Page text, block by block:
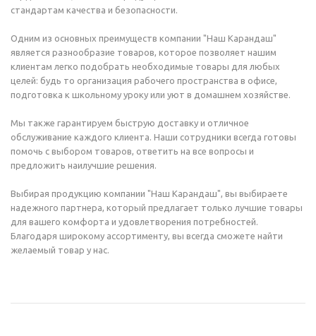
стандартам качества и безопасности.
Одним из основных преимуществ компании "Наш Карандаш"
является разнообразие товаров, которое позволяет нашим
клиентам легко подобрать необходимые товары для любых
целей: будь то организация рабочего пространства в офисе,
подготовка к школьному уроку или уют в домашнем хозяйстве.
Мы также гарантируем быструю доставку и отличное
обслуживание каждого клиента. Наши сотрудники всегда готовы
помочь с выбором товаров, ответить на все вопросы и
предложить наилучшие решения.
Выбирая продукцию компании "Наш Карандаш", вы выбираете
надежного партнера, который предлагает только лучшие товары
для вашего комфорта и удовлетворения потребностей.
Благодаря широкому ассортименту, вы всегда сможете найти
желаемый товар у нас.